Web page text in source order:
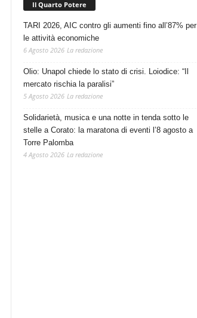
Il Quarto Potere
TARI 2026, AIC contro gli aumenti fino all’87% per
le attività economiche
6 Agosto 2026 La redazione
Olio: Unapol chiede lo stato di crisi. Loiodice: “Il
mercato rischia la paralisi”
5 Agosto 2026 La redazione
Solidarietà, musica e una notte in tenda sotto le
stelle a Corato: la maratona di eventi l’8 agosto a
Torre Palomba
4 Agosto 2026 La redazione